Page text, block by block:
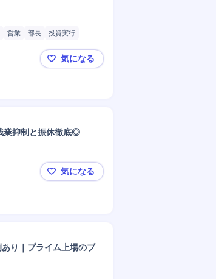
営業 部長
投資実行
M&Aアドバイザリー【経営支援コンサル】投資×経
気になる
業抑制と振休徹底◎
新宿【賃貸管理】自社ブランド
気になる
り｜プライム上場のブ